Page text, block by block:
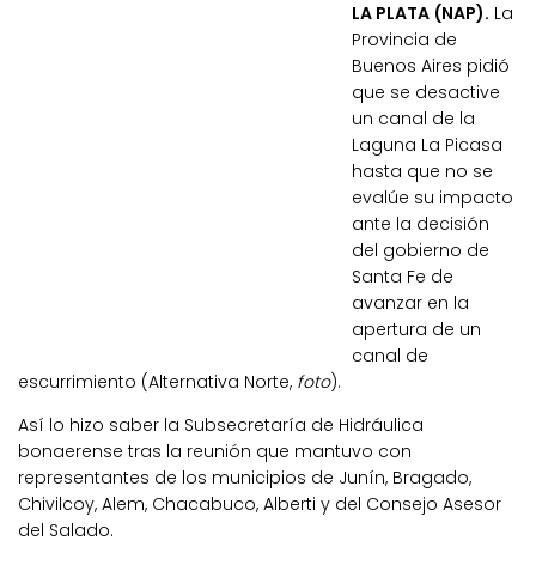
LA PLATA (NAP). La
Provincia de
Buenos Aires pidió
que se desactive
un canal de la
Laguna La Picasa
hasta que no se
evalúe su impacto
ante la decisión
del gobierno de
Santa Fe de
avanzar en la
apertura de un
canal de
escurrimiento (Alternativa Norte, foto).
Así lo hizo saber la Subsecretaría de Hidráulica
bonaerense tras la reunión que mantuvo con
representantes de los municipios de Junín, Bragado,
Chivilcoy, Alem, Chacabuco, Alberti y del Consejo Asesor
del Salado.